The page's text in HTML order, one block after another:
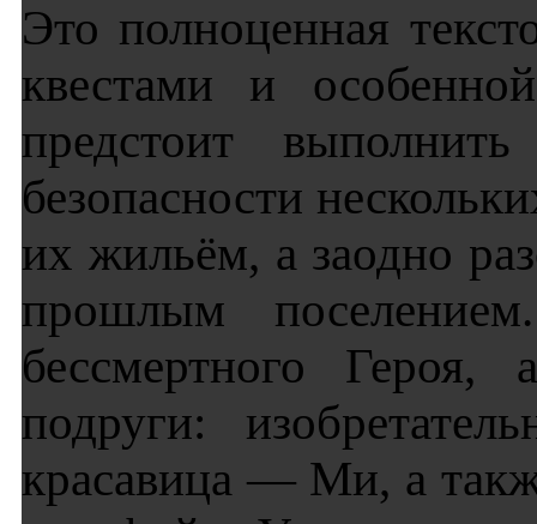
Это полноценная
квестами и
предстоит
безопасности
их жильём, а заодно
прошлым
бессмертного
подруги:
красавица — Ми, а